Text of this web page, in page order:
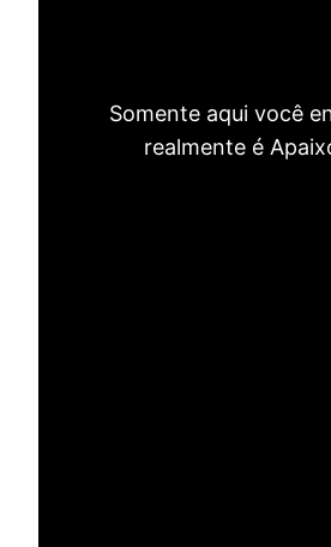
Somente aqui você
realmente é